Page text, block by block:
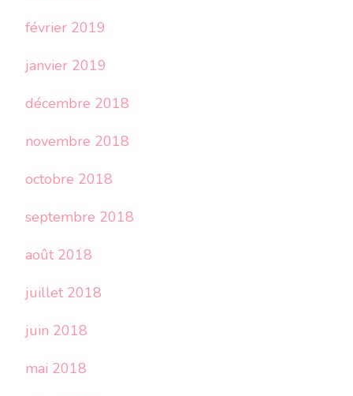
février 2019
janvier 2019
décembre 2018
novembre 2018
octobre 2018
septembre 2018
août 2018
juillet 2018
juin 2018
mai 2018